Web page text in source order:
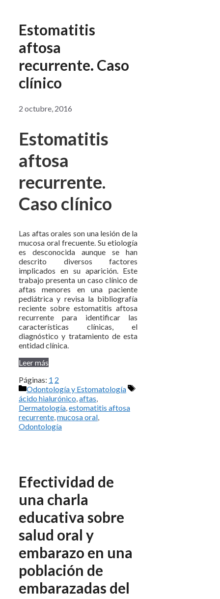
Estomatitis
aftosa
recurrente. Caso
clínico
2 octubre, 2016
Estomatitis
aftosa
recurrente.
Caso clínico
Las aftas orales son una lesión de la
mucosa oral frecuente. Su etiología
es desconocida aunque se han
descrito diversos factores
implicados en su aparición. Este
trabajo presenta un caso clínico de
aftas menores en una paciente
pediátrica y revisa la bibliografía
reciente sobre estomatitis aftosa
recurrente para identificar las
características clínicas, el
diagnóstico y tratamiento de esta
entidad clínica.
Leer más
Páginas: 1 2
Categorías
Odontología y Estomatología
Etiquetas
ácido hialurónico,aftas,
Dermatología,estomatitis aftosa
recurrente,mucosa oral,
Odontología
Efectividad de
una charla
educativa sobre
salud oral y
embarazo en una
población de
embarazadas del